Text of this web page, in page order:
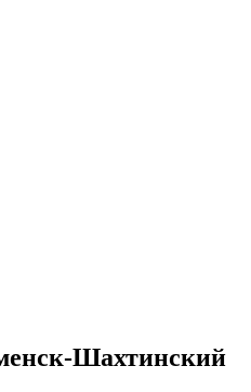
Шахтинский